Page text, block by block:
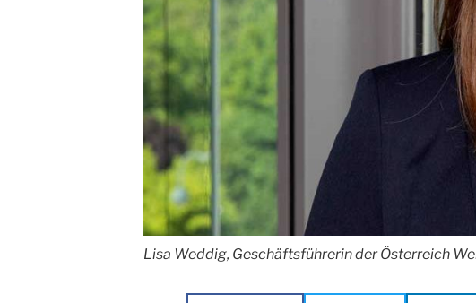
Lisa Weddig, Geschäftsführerin der Österreich